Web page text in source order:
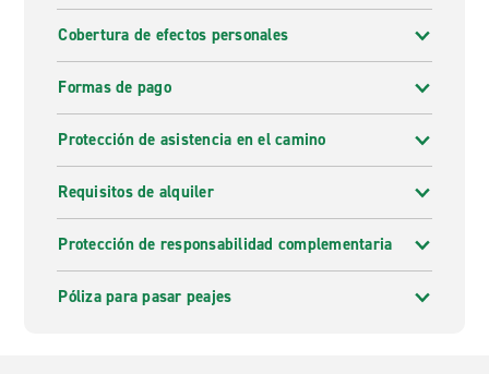
Cobertura de efectos personales
Formas de pago
Protección de asistencia en el camino
Requisitos de alquiler
Protección de responsabilidad complementaria
Póliza para pasar peajes